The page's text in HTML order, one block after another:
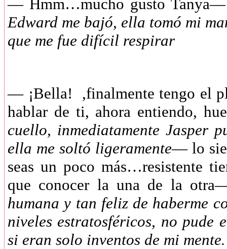
— Hmm…mucho gusto
Edward me bajó, ella tomó mi
que me fue difícil respirar
— ¡Bella! ,finalmente tengo el
hablar de ti, ahora entiendo,
cuello, inmediatamente Jasper
ella me soltó ligeramente— lo
seas un poco más…resistente
que conocer la una de la
humana y tan feliz de haberme
niveles estratosféricos, no pude
si eran solo inventos de mi